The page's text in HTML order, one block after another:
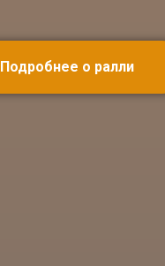
Подробнее о ралли